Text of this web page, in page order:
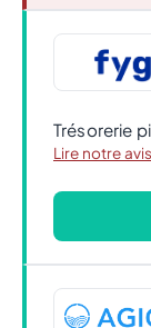
Trésorerie
Lire notre avis